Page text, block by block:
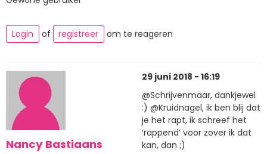
Login of registreer om te reageren
Nancy Bastiaans
29 juni 2018 - 16:19
@Schrijvenmaar, dankjewel
:) @Kruidnagel, ik ben blij dat
je het rapt, ik schreef het
‘rappend’ voor zover ik dat
kan, dan ;)